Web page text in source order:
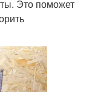
Это поможет